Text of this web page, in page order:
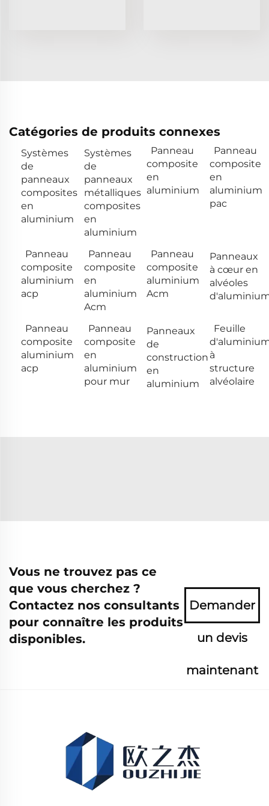
Catégories de produits connexes
Systèmes
de
panneaux
composites
en
aluminium
Systèmes
de
panneaux
métalliques
composites
en
aluminium
Panneau
composite
en
aluminium
Panneau
composite
en
aluminium
pac
Panneau
composite
aluminium
acp
Panneau
composite
en
aluminium
Acm
Panneau
composite
aluminium
Acm
Panneaux
à cœur en
alvéoles
Panneau
composite
aluminium
acp
Panneau
composite
en
aluminium
pour mur
Panneaux
de
construction
en
aluminium
Feuille
à
structure
alvéolaire
Vous ne trouvez pas ce
que vous cherchez ?
Contactez nos consultants
pour connaître les produits
disponibles.
Demander
un devis
maintenant